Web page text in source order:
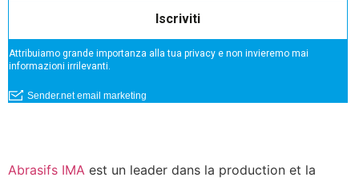
Abrasifs IMA est un leader dans la production et la